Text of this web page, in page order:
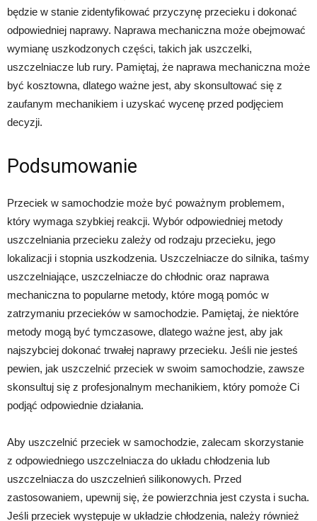
będzie w stanie zidentyfikować przyczynę przecieku i dokonać
odpowiedniej naprawy. Naprawa mechaniczna może obejmować
wymianę uszkodzonych części, takich jak uszczelki,
uszczelniacze lub rury. Pamiętaj, że naprawa mechaniczna może
być kosztowna, dlatego ważne jest, aby skonsultować się z
zaufanym mechanikiem i uzyskać wycenę przed podjęciem
decyzji.
Podsumowanie
Przeciek w samochodzie może być poważnym problemem,
który wymaga szybkiej reakcji. Wybór odpowiedniej metody
uszczelniania przecieku zależy od rodzaju przecieku, jego
lokalizacji i stopnia uszkodzenia. Uszczelniacze do silnika, taśmy
uszczelniające, uszczelniacze do chłodnic oraz naprawa
mechaniczna to popularne metody, które mogą pomóc w
zatrzymaniu przecieków w samochodzie. Pamiętaj, że niektóre
metody mogą być tymczasowe, dlatego ważne jest, aby jak
najszybciej dokonać trwałej naprawy przecieku. Jeśli nie jesteś
pewien, jak uszczelnić przeciek w swoim samochodzie, zawsze
skonsultuj się z profesjonalnym mechanikiem, który pomoże Ci
podjąć odpowiednie działania.
Aby uszczelnić przeciek w samochodzie, zalecam skorzystanie
z odpowiedniego uszczelniacza do układu chłodzenia lub
uszczelniacza do uszczelnień silikonowych. Przed
zastosowaniem, upewnij się, że powierzchnia jest czysta i sucha.
Jeśli przeciek występuje w układzie chłodzenia, należy również